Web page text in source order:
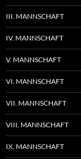
III. MANNSCHAFT
IV. MANNSCHAFT
V. MANNSCHAFT
VI. MANNSCHAFT
VII. MANNSCHAFT
VIII. MANNSCHAFT
IX. MANNSCHAFT